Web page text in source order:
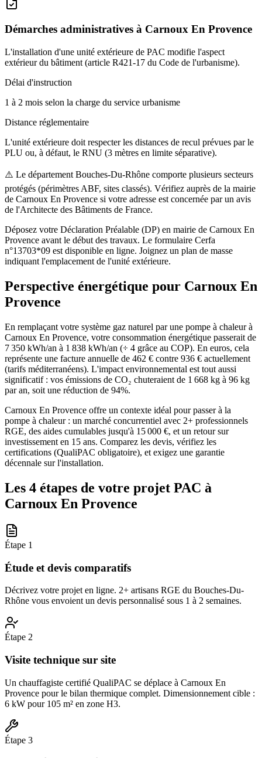
Démarches administratives à Carnoux En Provence
L'installation d'une unité extérieure de PAC modifie l'aspect
extérieur du bâtiment (article R421-17 du Code de l'urbanisme).
Délai d'instruction
1 à 2 mois selon la charge du service urbanisme
Distance réglementaire
L'unité extérieure doit respecter les distances de recul prévues par le
PLU ou, à défaut, le RNU (3 mètres en limite séparative).
⚠️ Le département Bouches-Du-Rhône comporte plusieurs secteurs
protégés (périmètres ABF, sites classés). Vérifiez auprès de la mairie
de Carnoux En Provence si votre adresse est concernée par un avis
de l'Architecte des Bâtiments de France.
Déposez votre Déclaration Préalable (DP) en mairie de Carnoux En
Provence avant le début des travaux. Le formulaire Cerfa
n°13703*09 est disponible en ligne. Joignez un plan de masse
indiquant l'emplacement de l'unité extérieure.
Perspective énergétique pour Carnoux En
Provence
En remplaçant votre système gaz naturel par une pompe à chaleur à
Carnoux En Provence, votre consommation énergétique passerait de
7 350 kWh/an à 1 838 kWh/an (÷ 4 grâce au COP). En euros, cela
représente une facture annuelle de 462 € contre 936 € actuellement
(tarifs méditerranéens). L'impact environnemental est tout aussi
significatif : vos émissions de CO₂ chuteraient de 1 668 kg à 96 kg
par an, soit une réduction de 94%.
Carnoux En Provence offre un contexte idéal pour passer à la
pompe à chaleur : un marché concurrentiel avec 2+ professionnels
RGE, des aides cumulables jusqu'à 15 000 €, et un retour sur
investissement en 15 ans. Comparez les devis, vérifiez les
certifications (QualiPAC obligatoire), et exigez une garantie
décennale sur l'installation.
Les 4 étapes de votre projet PAC à
Carnoux En Provence
Étape 1
Étude et devis comparatifs
Décrivez votre projet en ligne. 2+ artisans RGE du Bouches-Du-
Rhône vous envoient un devis personnalisé sous 1 à 2 semaines.
Étape 2
Visite technique sur site
Un chauffagiste certifié QualiPAC se déplace à Carnoux En
Provence pour le bilan thermique complet. Dimensionnement cible :
6 kW pour 105 m² en zone H3.
Étape 3